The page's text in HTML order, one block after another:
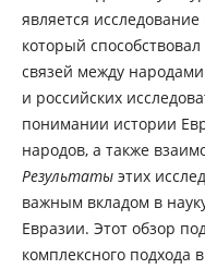
является
который
связей между
и российских
понимании истории
народов, а также
Результатыэтих
важным вкладом в
Евразии. Этот обзор
комплексного подхода